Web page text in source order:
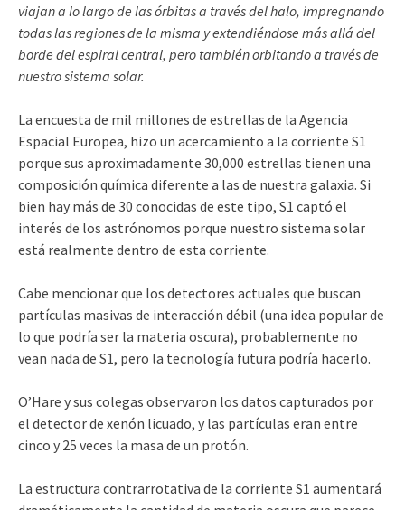
viajan a lo largo de las órbitas a través del halo, impregnando
todas las regiones de la misma y extendiéndose más allá del
borde del espiral central, pero también orbitando a través de
nuestro sistema solar.
La encuesta de mil millones de estrellas de la Agencia
Espacial Europea, hizo un acercamiento a la corriente S1
porque sus aproximadamente 30,000 estrellas tienen una
composición química diferente a las de nuestra galaxia. Si
bien hay más de 30 conocidas de este tipo, S1 captó el
interés de los astrónomos porque nuestro sistema solar
está realmente dentro de esta corriente.
Cabe mencionar que los detectores actuales que buscan
partículas masivas de interacción débil (una idea popular de
lo que podría ser la materia oscura), probablemente no
vean nada de S1, pero la tecnología futura podría hacerlo.
O’Hare y sus colegas observaron los datos capturados por
el detector de xenón licuado, y las partículas eran entre
cinco y 25 veces la masa de un protón.
La estructura contrarrotativa de la corriente S1 aumentará